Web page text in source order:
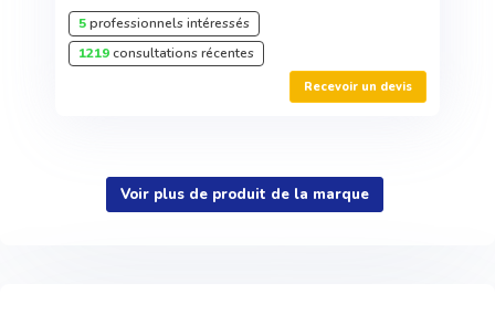
5professionnels intéressés
1219consultations récentes
Recevoir un devis
Voir plus de produit de la marque